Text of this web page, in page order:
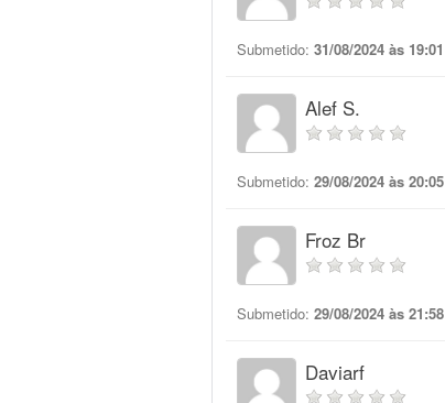
Submetido: 31/08/2024 às 19:01
Alef S.
Submetido: 29/08/2024 às 20:05
Froz Br
Submetido: 29/08/2024 às 21:58
Daviarf